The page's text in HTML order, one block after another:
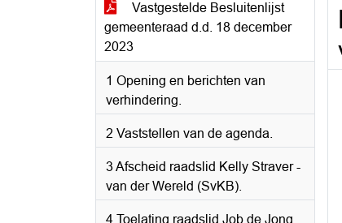
Vastgestelde Besluitenlijst
gemeenteraad d.d. 18 december
2023
1 Opening en berichten van
verhindering.
2 Vaststellen van de agenda.
3 Afscheid raadslid Kelly Straver -
van der Wereld (SvKB).
4 Toelating raadslid Job de Jong